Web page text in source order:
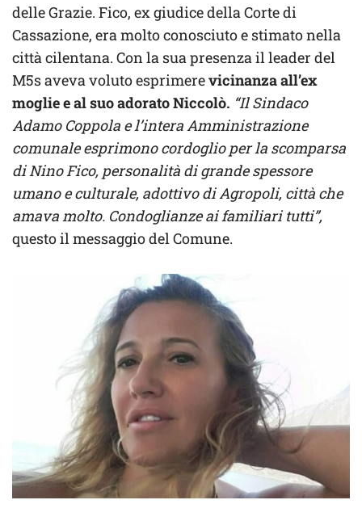
delle Grazie. Fico, ex giudice della Corte di
Cassazione, era molto conosciuto e stimato nella
città cilentana. Con la sua presenza il leader del
M5s aveva voluto esprimerevicinanza all’ex
moglie e al suo adorato Niccolò. “Il Sindaco
Adamo Coppola e l’intera Amministrazione
comunale esprimono cordoglio per la scomparsa
di Nino Fico, personalità di grande spessore
umano e culturale, adottivo di Agropoli, città che
amava molto. Condoglianze ai familiari tutti”,
questo il messaggio del Comune.